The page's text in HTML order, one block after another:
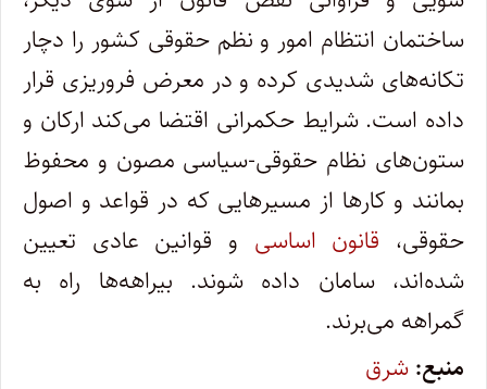
ساختمان انتظام امور و نظم حقوقی کشور را دچار
تکانه‌های شدیدی کرده و در معرض فروریزی قرار
داده است. شرایط حکمرانی اقتضا می‌کند ارکان و
ستون‌های نظام حقوقی-سیاسی مصون و محفوظ
بمانند و کارها از مسیرهایی که در قواعد و اصول
حقوقی، قانون اساسی و قوانین عادی تعیین
شده‌اند، سامان داده شوند. بیراهه‌ها راه به
گمراهه می‌برند.
منبع: شرق